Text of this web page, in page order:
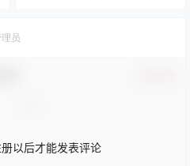
理员
以后才能发表评论